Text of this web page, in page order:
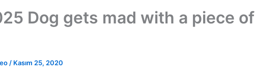
Dog gets mad with a piece of
/ Kasım 25, 2020